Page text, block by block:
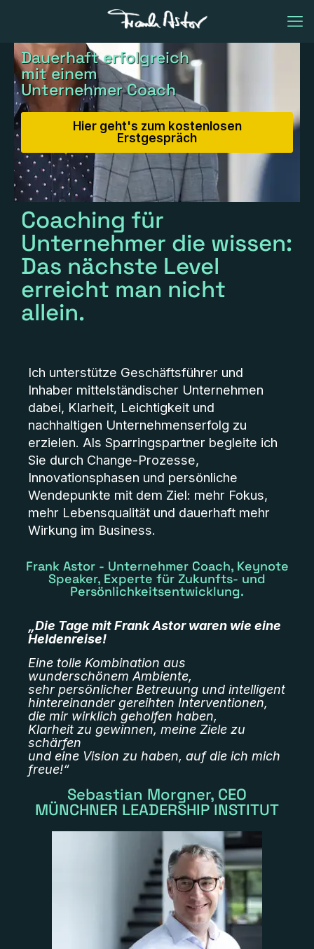
Dauerhaft erfolgreich
mit einem
Unternehmer Coach
Hier geht's zum kostenlosen
Erstgespräch
Coaching für
Unternehmer die wissen:
Das nächste Level
erreicht man nicht
allein.
Ich unterstütze Geschäftsführer und
Inhaber mittelständischer Unternehmen
dabei, Klarheit, Leichtigkeit und
nachhaltigen Unternehmenserfolg zu
erzielen. Als Sparringspartner begleite ich
Sie durch Change-Prozesse,
Innovationsphasen und persönliche
Wendepunkte mit dem Ziel: mehr Fokus,
mehr Lebensqualität und dauerhaft mehr
Wirkung im Business.
Frank Astor - Unternehmer Coach, Keynote
Speaker, Experte für Zukunfts- und
Persönlichkeitsentwicklung.
„Die Tage mit Frank Astor waren wie eine
Heldenreise!
Eine tolle Kombination aus
wunderschönem Ambiente,
sehr persönlicher Betreuung und intelligent
hintereinander gereihten Interventionen,
die mir wirklich geholfen haben,
Klarheit zu gewinnen, meine Ziele zu
schärfen
und eine Vision zu haben, auf die ich mich
freue!“
Sebastian Morgner, CEO
MÜNCHNER LEADERSHIP INSTITUT